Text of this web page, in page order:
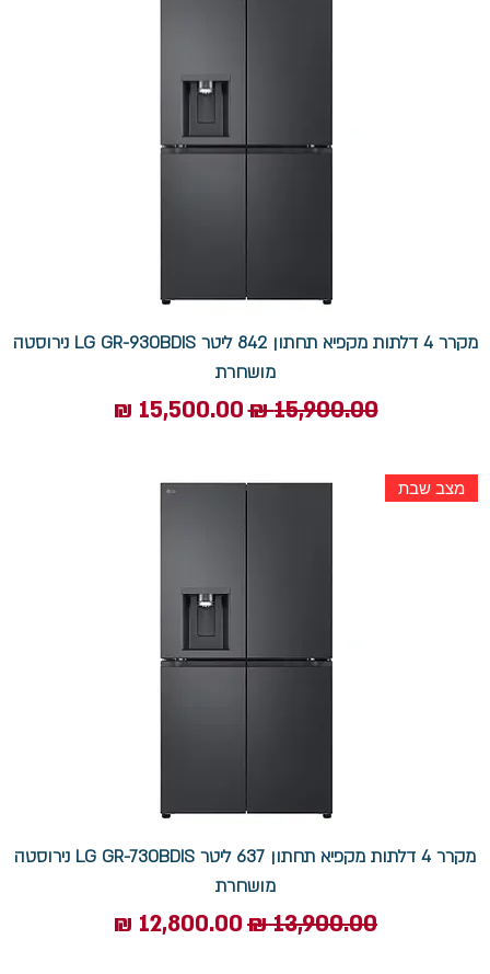
מקרר 4 דלתות מקפיא תחתון 842 ליטר LG GR-930BDIS נירוסטה
מושחרת
מחיר רגיל‏15,900.00 ‏₪ מחיר מבצע
מצב שבת
מקרר 4 דלתות מקפיא תחתון 637 ליטר LG GR-730BDIS נירוסטה
מושחרת
מחיר רגיל מחיר מבצע